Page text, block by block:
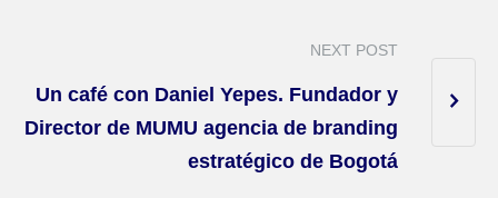
NEXT POST
Un café con Daniel Yepes. Fundador y
Director de MUMU agencia de branding
estratégico de Bogotá